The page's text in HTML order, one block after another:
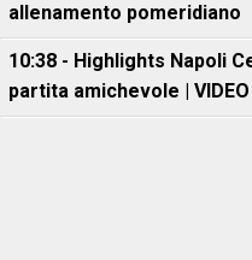
allenamento pomeridiano
10:38 - Highlights Napoli
partita amichevole | VIDEO